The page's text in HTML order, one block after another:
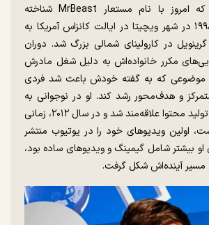
جیمی دونالدسون، که امروز با نام مستعار MrBeast شناخته
می‌شود، در ۷ مه ۱۹۹۸ در شهر ویچیتا در ایالت کانزاس آمریکا به
در کارولینای شمالی بزرگ شد. دوران
مکرر خانواده‌اش به دلیل شغل مادرش
موضوعی که به گفته خودش باعث شد فردی
و هدف‌محور رشد کند. او در نوجوانی به
بازی‌های ویدیویی و تولید محتوا علاقه‌مند شد و در سال ۲۰۱۲، زمانی
سال داشت، اولین ویدیوهای خود را در یوتیوب منتشر
او بیشتر شامل گیمینگ و ویدیوهای ساده بود،
مسیر آینده‌اش شکل گرفت.